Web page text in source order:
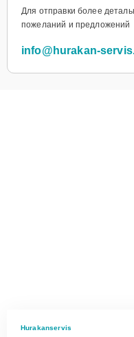
Для отправки более
пожеланий и предложений
info@hurakan-
Hurakanservis